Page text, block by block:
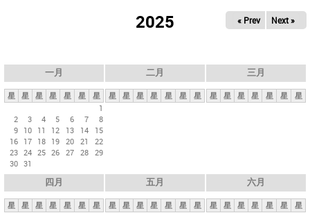
2025 « Prev Next »
一月
星 星 星 星 星 星
星
1
2
3 4 5 6 7
8
9 10 11 12 13 14
15
16 17 18 19 20 21
22
23 24 25 26 27 28 29
30 31
二月
星 星 星 星 星 星 星
三月
星 星 星 星 星 星 星
四月
星 星 星 星 星 星 星
五月
星 星 星 星 星 星 星
六月
星 星 星 星 星 星 星